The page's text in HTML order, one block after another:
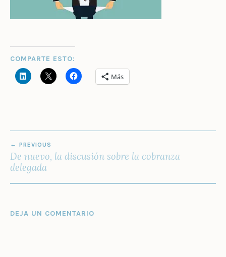
COMPARTE ESTO:
Más
DE
ENTRADAS
PREVIOUS
De nuevo, la discusión sobre la cobranza
delegada
DEJA UN COMENTARIO